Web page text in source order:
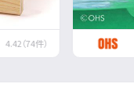
4.42（74件）